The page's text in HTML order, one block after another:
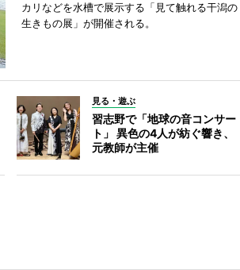
カリなどを水槽で展示する「見て触れる干潟の
生きもの展」が開催される。
見る・遊ぶ
習志野で「地球の音コンサー
ト」 異色の4人が紡ぐ響き、
元教師が主催